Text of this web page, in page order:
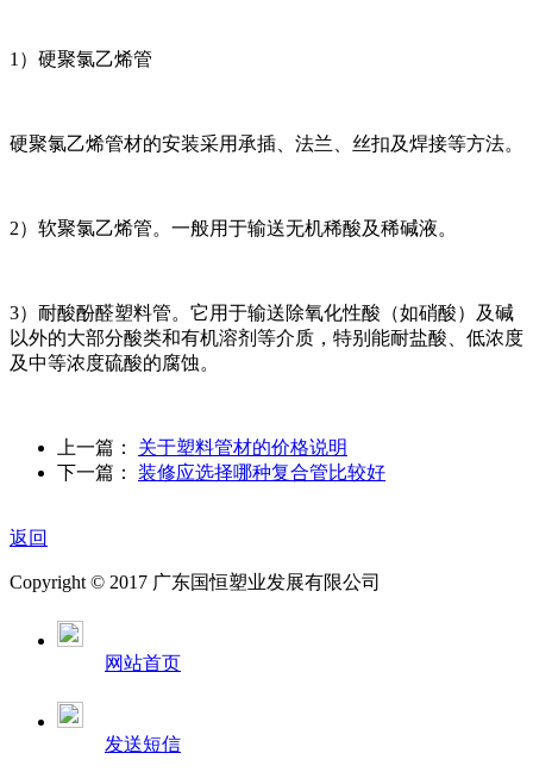
1）硬聚氯乙烯管
硬聚氯乙烯管材的安装采用承插、法兰、丝扣及焊接等方法。
2）软聚氯乙烯管。一般用于输送无机稀酸及稀碱液。
3）耐酸酚醛塑料管。它用于输送除氧化性酸（如硝酸）及碱
以外的大部分酸类和有机溶剂等介质，特别能耐盐酸、低浓度
及中等浓度硫酸的腐蚀。
上一篇： 关于塑料管材的价格说明
下一篇： 装修应选择哪种复合管比较好
返回
Copyright © 2017 广东国恒塑业发展有限公司
网站首页
发送短信